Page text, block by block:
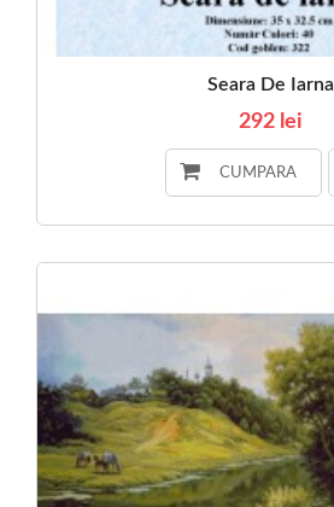
Seara De Iarna
292 lei
CUMPARA